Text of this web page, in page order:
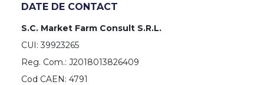
DATE DE CONTACT
S.C. Market Farm Consult S.R.L.
CUI: 39923265
Reg. Com.: J2018013826409
Cod CAEN: 4791